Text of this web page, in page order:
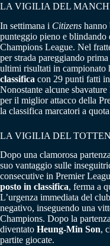
LA VIGILIA DEL
In settimana i Citizens hanno
punteggio pieno e
Champions League. Nel
per strada pareggiando
ultimi risultati in campionato
classifica con 29 punti fatti
Nonostante alcune
per il miglior attacco della
la classifica marcatori a
LA VIGILIA DEL
Dopo una clamorosa
suo vantaggio sulle
consecutive in Premier
posto in classifica, ferma a
L’urgenza immediata del
negativo, inseguendo una
Champions. Dopo la
diventato Heung-Min Son,
partite giocate.